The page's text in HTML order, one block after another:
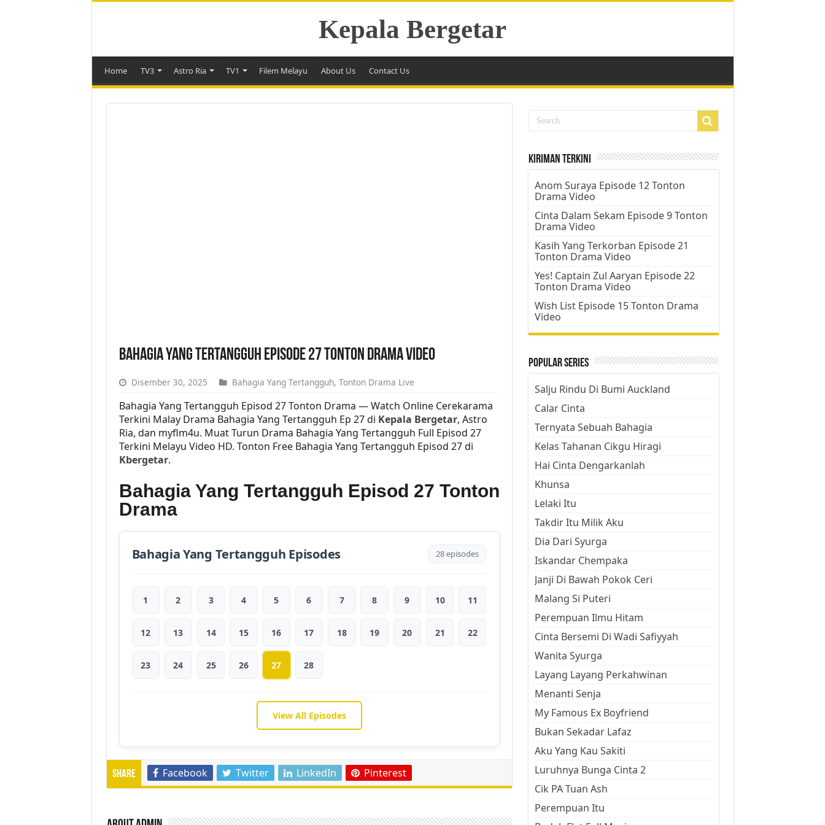
Kepala Bergetar
Home TV3 Astro Ria TV1 Filem Melayu About Us Contact Us
Bahagia Yang Tertangguh Episode 27 Tonton Drama Video
Disember 30, 2025 Bahagia Yang Tertangguh, Tonton Drama Live
Bahagia Yang Tertangguh Episod 27 Tonton Drama — Watch Online Cerekarama
Terkini Malay Drama Bahagia Yang Tertangguh Ep 27 di Kepala Bergetar, Astro
Ria, dan myflm4u. Muat Turun Drama Bahagia Yang Tertangguh Full Episod 27
Terkini Melayu Video HD. Tonton Free Bahagia Yang Tertangguh Episod 27 di
Kbergetar.
Bahagia Yang Tertangguh Episod 27 Tonton
Drama
Bahagia Yang Tertangguh Episodes 28 episodes
1 2 3 4 5 6 7 8 9 10 11
12 13 14 15 16 17 18 19 20 21 22
23 24 25 26 27 28
View All Episodes
Share Facebook Twitter LinkedIn Pinterest
Kiriman Terkini
Anom Suraya Episode 12 Tonton
Drama Video
Cinta Dalam Sekam Episode 9 Tonton
Drama Video
Kasih Yang Terkorban Episode 21
Tonton Drama Video
Yes! Captain Zul Aaryan Episode 22
Tonton Drama Video
Wish List Episode 15 Tonton Drama
Video
Popular Series
Salju Rindu Di Bumi Auckland
Calar Cinta
Ternyata Sebuah Bahagia
Kelas Tahanan Cikgu Hiragi
Hai Cinta Dengarkanlah
Khunsa
Lelaki Itu
Takdir Itu Milik Aku
Dia Dari Syurga
Iskandar Chempaka
Janji Di Bawah Pokok Ceri
Malang Si Puteri
Perempuan Ilmu Hitam
Cinta Bersemi Di Wadi Safiyyah
Wanita Syurga
Layang Layang Perkahwinan
Menanti Senja
My Famous Ex Boyfriend
Bukan Sekadar Lafaz
Aku Yang Kau Sakiti
Luruhnya Bunga Cinta 2
Cik PA Tuan Ash
Perempuan Itu